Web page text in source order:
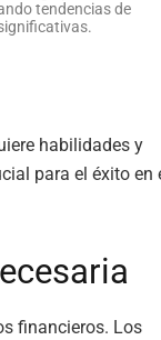
tendencias de
habilidades y
para el éxito en
financieros. Los